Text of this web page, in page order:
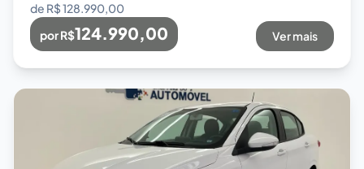
de R$128.990,00
por R$124.990,00 Ver mais